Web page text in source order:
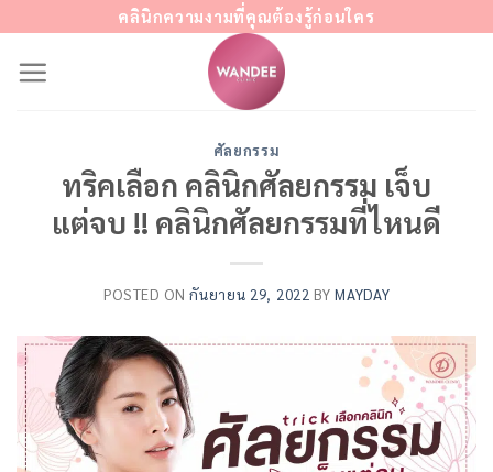
content
คลินิกความงามที่คุณต้องรู้ก่อนใคร
ศัลยกรรม
ทริคเลือก คลินิกศัลยกรรม เจ็บ
แต่จบ !! คลินิกศัลยกรรมที่ไหนดี
POSTED ONกันยายน 29, 2022 BYMAYDAY